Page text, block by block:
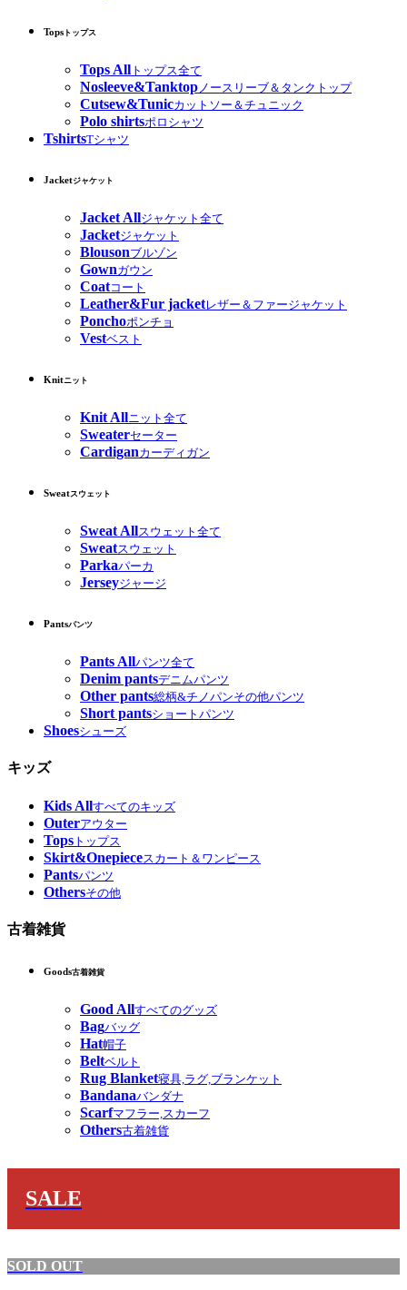
Tops トップス
Tops All トップス全て
Nosleeve&Tanktopノースリーブ＆タンクトップ
Cutsew&Tunicカットソー＆チュニック
Polo shirtsポロシャツ
TshirtsTシャツ
Jacketジャケット
Jacket Allジャケット全て
Jacketジャケット
Blousonブルゾン
Gownガウン
Coatコート
Leather&Fur jacketレザー＆ファージャケット
Ponchoポンチョ
Vestベスト
Knitニット
Knit Allニット全て
Sweaterセーター
Cardiganカーディガン
Sweatスウェット
Sweat Allスウェット全て
Sweatスウェット
Parkaパーカ
Jerseyジャージ
Pantsパンツ
Pants Allパンツ全て
Denim pantsデニムパンツ
Other pants総柄&チノパンその他パンツ
Short pantsショートパンツ
Shoesシューズ
キッズ
Kids Allすべてのキッズ
Outerアウター
Tops トップス
Skirt&Onepieceスカート＆ワンピース
Pantsパンツ
Othersその他
古着雑貨
Goods古着雑貨
Good Allすべてのグッズ
Bagバッグ
Hat帽子
Beltベルト
Rug Blanket寝具,ラグ,ブランケット
Bandanaバンダナ
Scarfマフラー,スカーフ
Others古着雑貨
SALE
SOLD OUT